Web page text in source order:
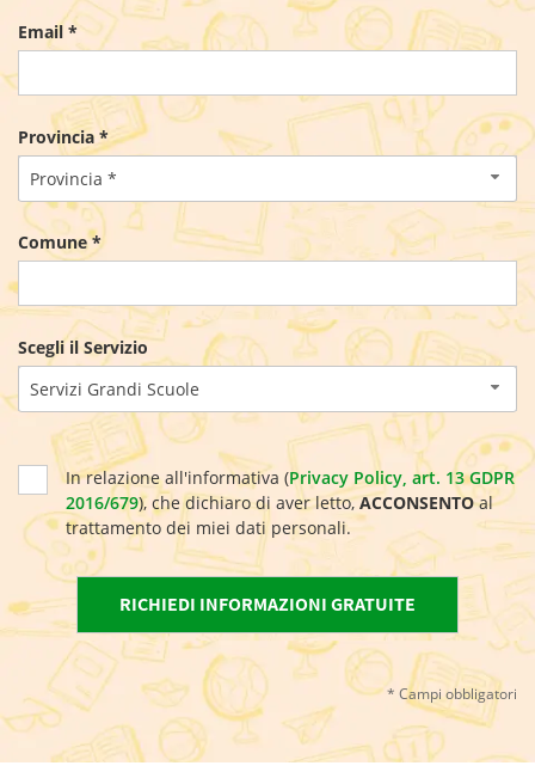
Email *
Provincia *
Provincia *
Comune *
Scegli il Servizio
Servizi Grandi Scuole
In relazione all'informativa (Privacy Policy, art. 13 GDPR
2016/679), che dichiaro di aver letto,ACCONSENTOal
trattamento dei miei dati personali.
* Campi obbligatori